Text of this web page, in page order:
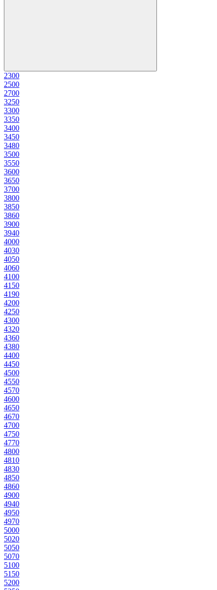
2300
2500
2700
3250
3300
3350
3400
3450
3480
3500
3550
3600
3650
3700
3800
3850
3860
3900
3940
4000
4030
4050
4060
4100
4150
4190
4200
4250
4300
4320
4360
4380
4400
4450
4500
4550
4570
4600
4650
4670
4700
4750
4770
4800
4810
4830
4850
4860
4900
4940
4950
4970
5000
5020
5050
5070
5100
5150
5200